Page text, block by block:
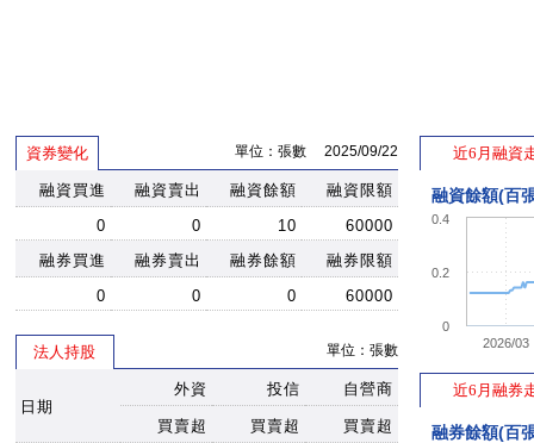
資券變化 單位：張數 2025/09/22
融資買進 融資賣出 融資餘額
融資限額
0
0 10
60000
融券買進
融券賣出 融券餘額
融券限額
0
0 0 60000
法人持股 單位：張數
日期
外資 投信 自營商
買賣超 買賣超
買賣超
近6月融資
融資餘額(百
2026/03
0
0.2
0.4
近6月融券
融券餘額(百